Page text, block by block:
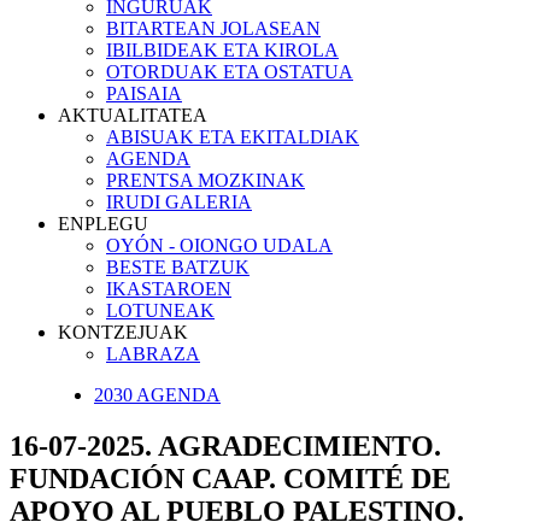
INGURUAK
BITARTEAN JOLASEAN
IBILBIDEAK ETA KIROLA
OTORDUAK ETA OSTATUA
PAISAIA
AKTUALITATEA
ABISUAK ETA EKITALDIAK
AGENDA
PRENTSA MOZKINAK
IRUDI GALERIA
ENPLEGU
OYÓN - OIONGO UDALA
BESTE BATZUK
IKASTAROEN
LOTUNEAK
KONTZEJUAK
LABRAZA
2030 AGENDA
16-07-2025. AGRADECIMIENTO.
FUNDACIÓN CAAP. COMITÉ DE
APOYO AL PUEBLO PALESTINO.